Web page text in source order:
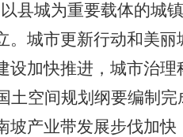
县城为重要载体的城
。 城市更新行动和美
加快推进，城市治理
土空间规划纲要编制完
坡产业带发展步伐加快